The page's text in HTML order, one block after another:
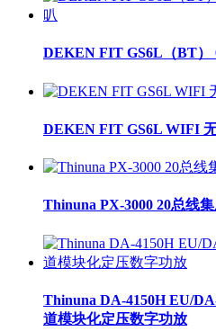
DEKEN FIT GS6L（BT）
DEKEN FIT GS6L WIFI
Thinuna PX-3000 20总线
Thinuna DA-4150H EU/
道模块化定压数字功放